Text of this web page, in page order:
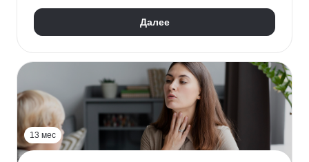
Далее
13 мес